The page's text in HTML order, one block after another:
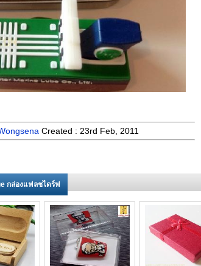
Created : 23rd Feb, 2011
กล่องแฟลชไดร์ฟ